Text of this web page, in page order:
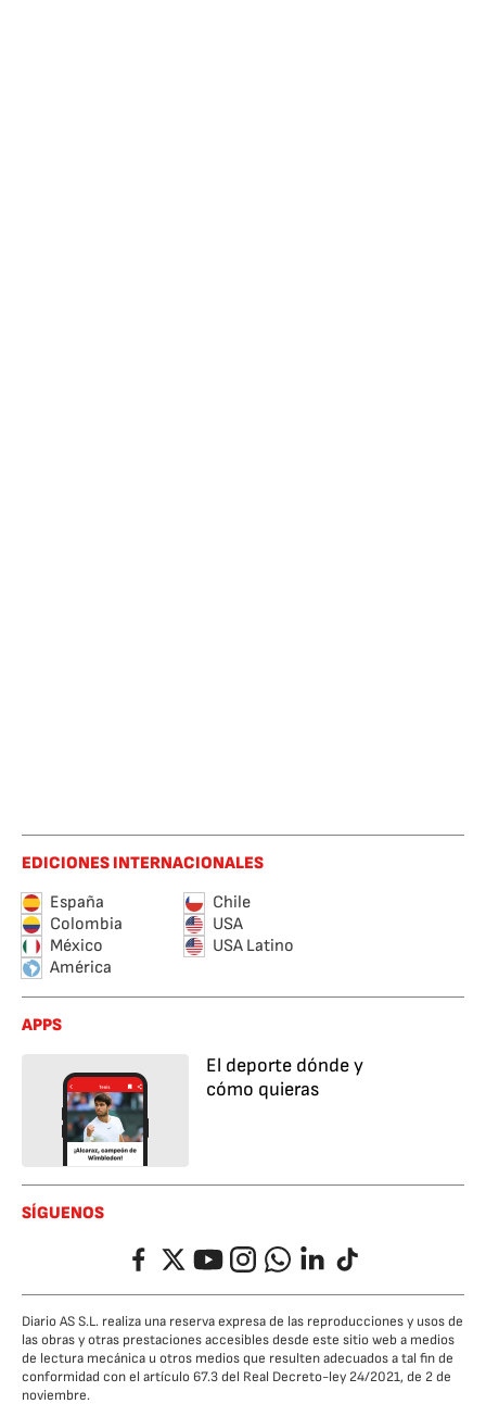
EDICIONES INTERNACIONALES
España
Chile
Colombia
USA
México
USA Latino
América
APPS
El deporte dónde y
cómo quieras
SÍGUENOS
FacebookTwitterYouTubeInstagramWhatsappLinkedIn
TikTok
Diario AS S.L. realiza una reserva expresa de las reproducciones y usos de
las obras y otras prestaciones accesibles desde este sitio web a medios
de lectura mecánica u otros medios que resulten adecuados a tal fin de
conformidad con el artículo 67.3 del Real Decreto-ley 24/2021, de 2 de
noviembre.